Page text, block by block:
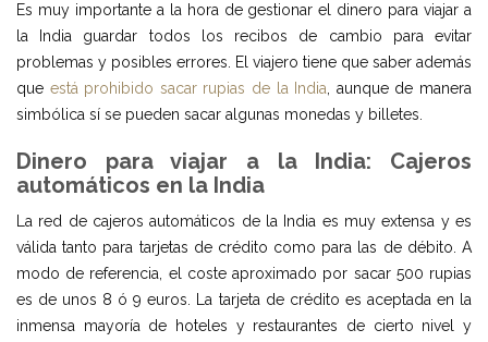
Es muy importante a la hora de gestionar el dinero para viajar a
la India guardar todos los recibos de cambio para evitar
problemas y posibles errores. El viajero tiene que saber además
que está prohibido sacar rupias de la India , aunque de manera
simbólica sí se pueden sacar algunas monedas y billetes.
Dinero para viajar a la India: Cajeros
automáticos en la India
La red de cajeros automáticos de la India es muy extensa y es
válida tanto para tarjetas de crédito como para las de débito. A
modo de referencia, el coste aproximado por sacar 500 rupias
es de unos 8 ó 9 euros. La tarjeta de crédito es aceptada en la
inmensa mayoría de hoteles y restaurantes de cierto nivel y